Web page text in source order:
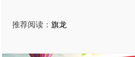
推荐阅读：旗龙